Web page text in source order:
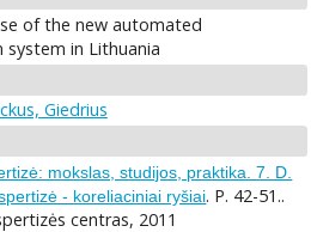
of the new automated
in Lithuania
Giedrius
mokslas, studijos, praktika. 7. D.
- koreliaciniai ryšiai. P. 42-51..
centras, 2011